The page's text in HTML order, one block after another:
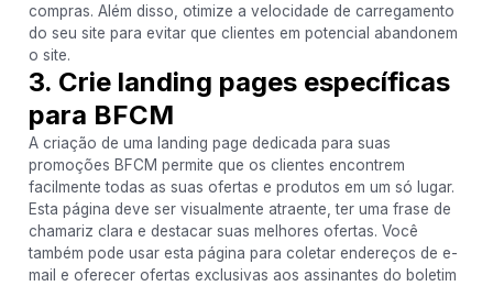
compras. Além disso, otimize a velocidade de carregamento
do seu site para evitar que clientes em potencial abandonem
o site.
3. Crie landing pages específicas
para BFCM
A criação de uma landing page dedicada para suas
promoções BFCM permite que os clientes encontrem
facilmente todas as suas ofertas e produtos em um só lugar.
Esta página deve ser visualmente atraente, ter uma frase de
chamariz clara e destacar suas melhores ofertas. Você
também pode usar esta página para coletar endereços de e-
mail e oferecer ofertas exclusivas aos assinantes do boletim